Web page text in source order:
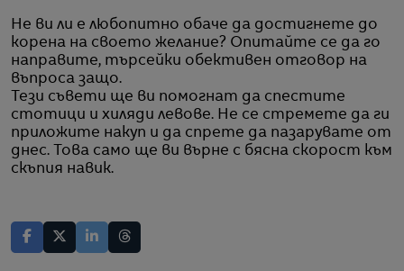
Не ви ли е любопитно обаче да достигнете до
корена на своето желание? Опитайте се да го
направите, търсейки обективен отговор на
въпроса защо.
Тези съвети ще ви помогнат да спестите
стотици и хиляди левове. Не се стремете да ги
приложите накуп и да спрете да пазарувате от
днес. Това само ще ви върне с бясна скорост към
скъпия навик.